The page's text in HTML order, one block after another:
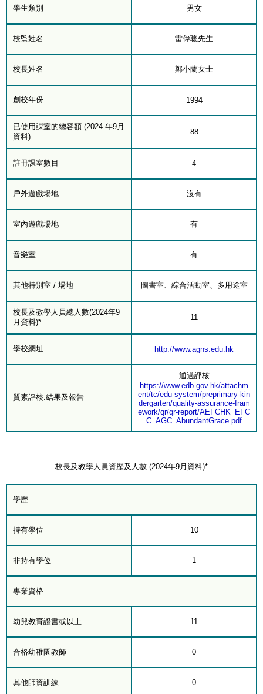
學生類別 男女
校監姓名 雷偉聰先生
校長姓名 鄭小蘭女士
創校年份 1994
已使用課室的總容額 (2024 年9月
資料)
88
註冊課室數目 4
戶外遊戲場地 沒有
室內遊戲場地 有
音樂室 有
其他特別室 / 場地 圖書室、綜合活動室、多用途室
校長及教學人員總人數(2024年9
月資料)*
11
學校網址 http://www.agns.edu.hk
質素評核:結果及報告
通過評核
https://www.edb.gov.hk/attachm
ent/tc/edu-system/preprimary-kin
dergarten/quality-assurance-fram
ework/qr/qr-report/AEFCHK_EFC
C_AGC_AbundantGrace.pdf
校長及教學人員資歷及人數 (2024年9月資料)*
學歷
持有學位 10
非持有學位 1
專業資格
幼兒教育證書或以上 11
合格幼稚園教師 0
其他師資訓練 0